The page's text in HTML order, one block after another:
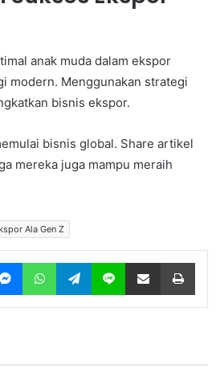
anak muda dalam ekspor
modern. Menggunakan strategi
bisnis ekspor.
bisnis global. Share artikel
mereka juga mampu meraih
Ala Gen Z
Messenger WhatsApp Telegram Line Share via Email